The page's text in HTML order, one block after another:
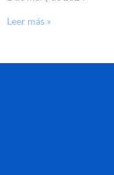
Leer más »